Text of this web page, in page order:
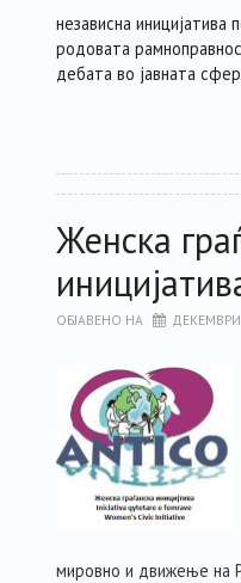
независна
родовата
дебата во јавната
Женска
ОБЈАВЕНО НА ДЕКЕМВРИ
мировно и движење на